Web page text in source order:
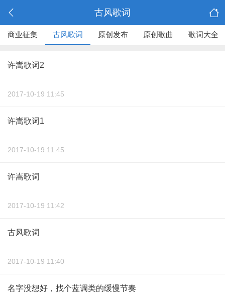
古风歌词
商业征集 古风歌词 原创发布 原创歌曲 歌词大全
许嵩歌词2
2017-10-19 11:45
许嵩歌词1
2017-10-19 11:45
许嵩歌词
2017-10-19 11:42
古风歌词
2017-10-19 11:40
名字没想好，找个蓝调类的缓慢节奏